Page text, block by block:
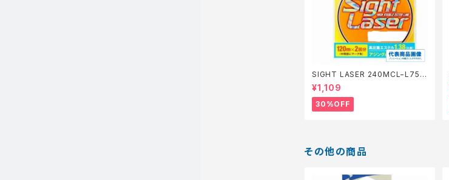
SIGHT LASER 240MCL−L75Q
橙 0.2【特価仕掛】【30】
¥1,109
30%OFF
その他の商品